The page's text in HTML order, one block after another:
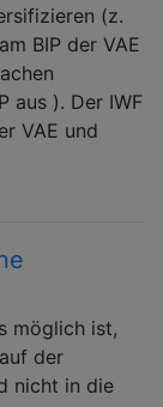
(z.
BIP der VAE
aus ). Der IWF
VAE und
möglich ist,
der
nicht in die